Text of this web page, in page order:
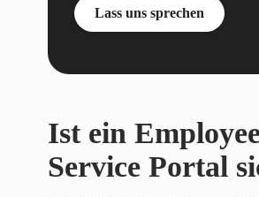
Lass uns sprechen
Ist ein
Service Portal